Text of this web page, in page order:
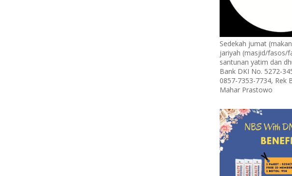
Sedekah jumat
jariyah (masjid/fasos/
santunan yatim dan
Bank DKI No. 5272-
0857-7353-7734, Rek
Mahar Prastowo